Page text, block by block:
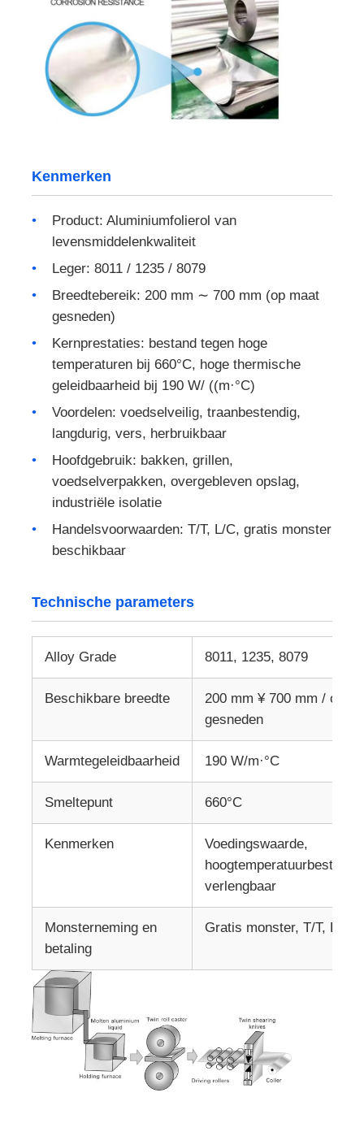
aluminium plaat
Aluminiumcirkel
aluminiumrol
De Rol van de aluminiumstrook
Aluminium geruite plaat
In reliëf gemaakt aluminium
Aluminium honingraatpanelen
Aluminiumhoningraat
Spiegelaluminium
Kenmerken
Product: Aluminiumfolierol van
levensmiddelenkwaliteit
Leger: 8011 / 1235 / 8079
Breedtebereik: 200 mm ∼ 700 mm (op maat
gesneden)
Kernprestaties: bestand tegen hoge
temperaturen bij 660°C, hoge thermische
geleidbaarheid bij 190 W/ ((m·°C)
Voordelen: voedselveilig, traanbestendig,
langdurig, vers, herbruikbaar
Hoofdgebruik: bakken, grillen,
voedselverpakken, overgebleven opslag,
industriële isolatie
Handelsvoorwaarden: T/T, L/C, gratis monster
beschikbaar
Technische parameters
Alloy Grade 8011, 1235, 8079
Beschikbare breedte
200 mm ¥ 700 mm / op
gesneden
Warmtegeleidbaarheid 190 W/m·°C
Smeltepunt 660°C
Kenmerken
Voedingswaarde,
verlengbaar
Monsterneming en
betaling
Gratis monster, T/T, L/C